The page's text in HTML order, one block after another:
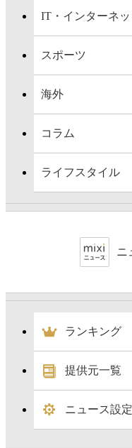
IT・インターネッ
スポーツ
海外
コラム
ライフスタイル
ニ
ランキング
提供元一覧
ニュース設定